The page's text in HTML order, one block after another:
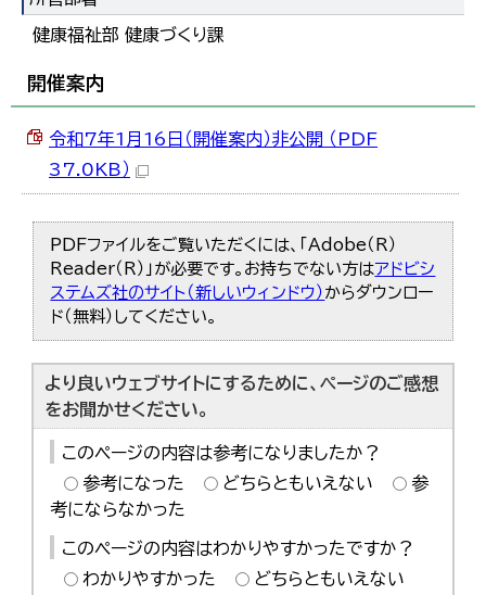
健康福祉部 健康づくり課
開催案内
令和7年1月16日（開催案内）非公開 （PDF
37.0KB）
PDFファイルをご覧いただくには、「Adobe（R）
Reader（R）」が必要です。お持ちでない方はアドビシ
ステムズ社のサイト（新しいウィンドウ） からダウンロー
ド（無料）してください。
より良いウェブサイトにするために、ページのご感想
をお聞かせください。
このページの内容は参考になりましたか？
参考になった
どちらともいえない
参
考にならなかった
このページの内容はわかりやすかったですか？
わかりやすかった
どちらともいえない